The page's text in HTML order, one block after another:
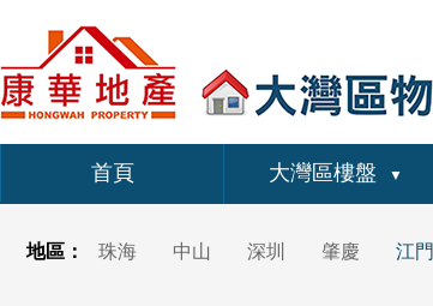
首頁 大灣區樓盤 ▼
地區： 珠海 中山 深圳 肇慶 江門